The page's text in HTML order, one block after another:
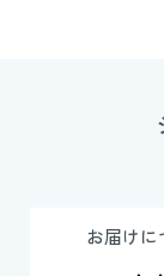
お届けに